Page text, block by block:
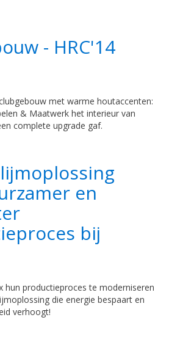
- HRC'14
met warme houtaccenten:
& Maatwerk het interieur van
complete upgrade gaf.
en
bij
hun productieproces te moderniseren
die energie bespaart en
verhoogt!